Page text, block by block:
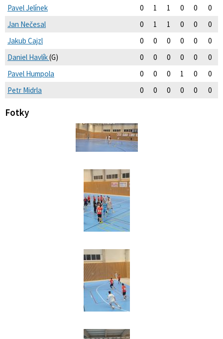
Pavel Jelínek
0 1 1 0 0
0
Jan Nečesal
0 1 1 0 0
0
Jakub Cajzl
0 0 0 0 0
0
Daniel Havlík(G) 0 0 0 0 0
0
Pavel Humpola
0 0 0 1 0
0
Petr Midrla
0 0 0 0 0 0
Fotky